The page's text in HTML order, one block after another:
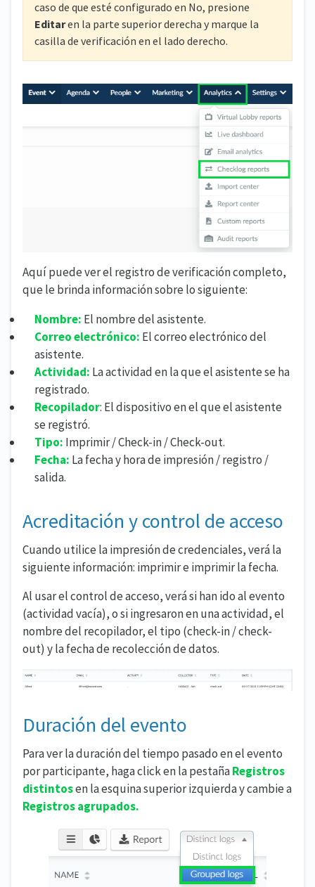
caso de que esté configurado en No, presione
Editaren la parte superior derecha y marque la
casilla de verificación en el lado derecho.
Aquí puede ver el registro de verificación completo,
que le brinda información sobre lo siguiente:
Nombre: El nombre del asistente.
Correo electrónico: El correo electrónico del
asistente.
Actividad: La actividad en la que el asistente se ha
registrado.
Recopilador: El dispositivo en el que el asistente
se registró.
Tipo: Imprimir / Check-in / Check-out.
Fecha: La fecha y hora de impresión / registro /
salida.
Acreditación y control de acceso
Cuando utilice la impresión de credenciales, verá la
siguiente información: imprimir e imprimir la fecha.
Al usar el control de acceso, verá si han ido al evento
(actividad vacía), o si ingresaron en una actividad, el
nombre del recopilador, el tipo (check-in / check-
out) y la fecha de recolección de datos.
Duración del evento
Para ver la duración del tiempo pasado en el evento
por participante, haga click en la pestañaRegistros
distintosen la esquina superior izquierda y cambie a
Registros agrupados.